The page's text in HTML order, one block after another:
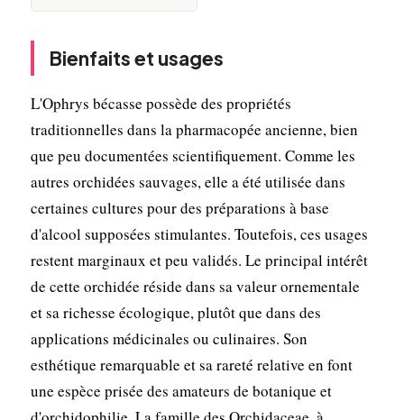
Bienfaits et usages
L'Ophrys bécasse possède des propriétés
traditionnelles dans la pharmacopée ancienne, bien
que peu documentées scientifiquement. Comme les
autres orchidées sauvages, elle a été utilisée dans
certaines cultures pour des préparations à base
d'alcool supposées stimulantes. Toutefois, ces usages
restent marginaux et peu validés. Le principal intérêt
de cette orchidée réside dans sa valeur ornementale
et sa richesse écologique, plutôt que dans des
applications médicinales ou culinaires. Son
esthétique remarquable et sa rareté relative en font
une espèce prisée des amateurs de botanique et